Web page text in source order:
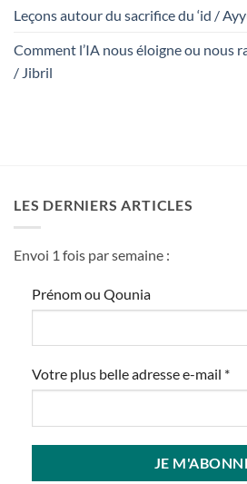
Leçons autour du sacrifice du ‘id /
Comment l’IA nous éloigne ou nous
/ Jibril
LES DERNIERS ARTICLES
Envoi 1 fois par semaine :
Prénom ou Qounia
Votre plus belle adresse e-mail *